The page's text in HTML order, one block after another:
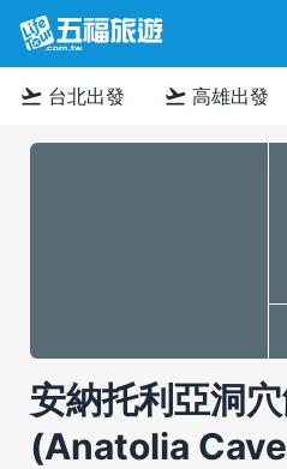
flight_takeoff 台北出發 flight_takeoff 高雄出發
安納托利亞洞
(Anatolia